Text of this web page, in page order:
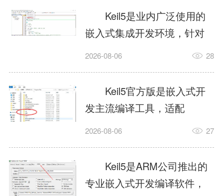
这样？因为AI，就是个只会
耍嘴皮子的书呆子。它脑子
里有海量知识，但没有真正
激发出来实力。而
AgentSkill，就是给AI大脑装
上的一双机械手，它真的能
解决很多问题。1什么是
AgentSkillSkill指...
Keil5是业内广泛使用的
嵌入式集成开发环境，针对
ARM、51内核单片机提供编
力，代码编译稳定，调试工
具成熟，大量开源项目基于
该平台开发。新项目需要单
独下载对应芯片支持包，新
手配置难度较高，正版商业
授权费用不菲，未授权版本
存在程序容量限制，适合硬
2026-08-06 28
Keil5官方版是嵌入式开
发主流编译工具，适配
STM32、51单片机等多款芯
在线调试、代码仿真，兼容
众多厂商芯片安装包。软件
需要手动添加器件库，初次
2026-08-06 27
Keil5是ARM公司推出的
专业嵌入式开发编译软件，